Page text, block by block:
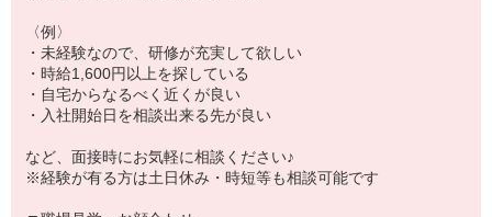
〈例〉
・未経験なので、研修が充実して欲しい
・時給1,600円以上を探している
・自宅からなるべく近くが良い
・入社開始日を相談出来る先が良い
など、面接時にお気軽に相談ください♪
※経験が有る方は土日休み・時短等も相談可能です